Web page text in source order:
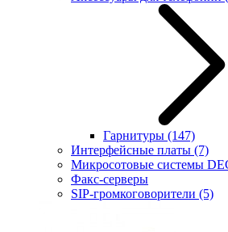
Гарнитуры (147)
Интерфейсные платы (7)
Микросотовые системы
Факс-серверы
SIP-громкоговорители (5)